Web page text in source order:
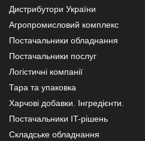
Дистрибутори України
Агропромисловий комплекс
Постачальники обладнання
Постачальники послуг
Логістичні компанії
Тара та упаковка
Харчові добавки. Інгредієнти.
Постачальники IT-рішень
Складське обладнання